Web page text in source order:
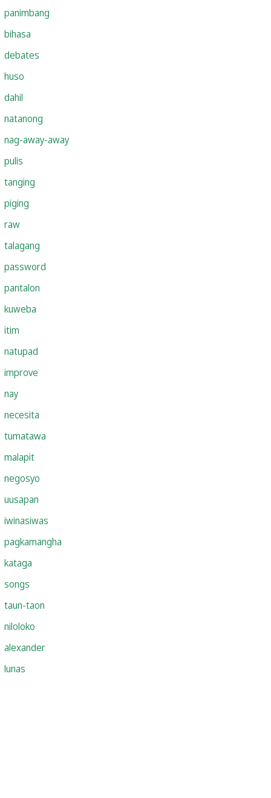
panimbang
bihasa
debates
huso
dahil
natanong
nag-away-away
pulis
tanging
piging
raw
talagang
password
pantalon
kuweba
itim
natupad
improve
nay
necesita
tumatawa
malapit
negosyo
uusapan
iwinasiwas
pagkamangha
kataga
songs
taun-taon
niloloko
alexander
lunas